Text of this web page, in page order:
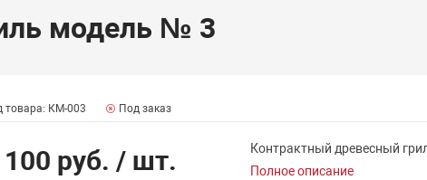
модель № 3
товара: КМ-003 Под заказ
руб. / шт.
Контрактный древесный
Полное описание